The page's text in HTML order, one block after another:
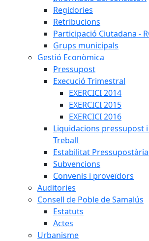
Regidories
Retribucions
Participació Ciutadana -
Grups municipals
Gestió Econòmica
Pressupost
Execució Trimestral
EXERCICI 2014
EXERCICI 2015
EXERCICI 2016
Liquidacions pressupost
Treball
Estabilitat Pressupostària
Subvencions
Convenis i proveïdors
Auditories
Consell de Poble de Samalús
Estatuts
Actes
Urbanisme